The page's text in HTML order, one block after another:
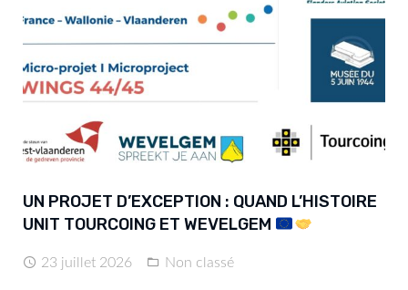
UN PROJET D’EXCEPTION : QUAND L’HISTOIRE
UNIT TOURCOING ET WEVELGEM
23 juillet 2026 Non classé